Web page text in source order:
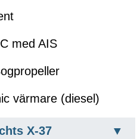
med AIS
värmare (diesel)
X-37